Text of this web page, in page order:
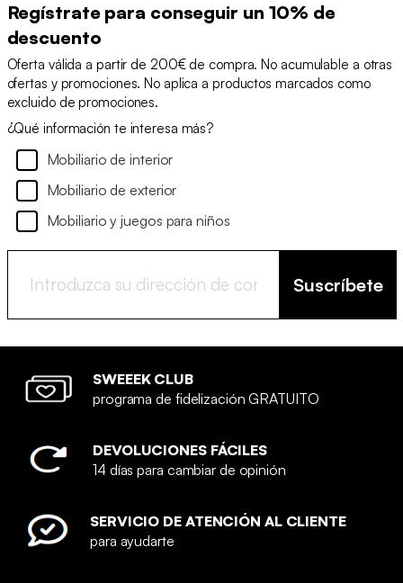
Regístrate para conseguir un 10% de
descuento
Oferta válida a partir de 200€ de compra. No acumulable a otras
ofertas y promociones. No aplica a productos marcados como
excluido de promociones.
¿Qué información te interesa más?
Mobiliario de interior
Mobiliario de exterior
Mobiliario y juegos para niños
Suscríbete
SWEEEK CLUB
programa de fidelización GRATUITO
DEVOLUCIONES FÁCILES
14 días para cambiar de opinión
SERVICIO DE ATENCIÓN AL CLIENTE
para ayudarte